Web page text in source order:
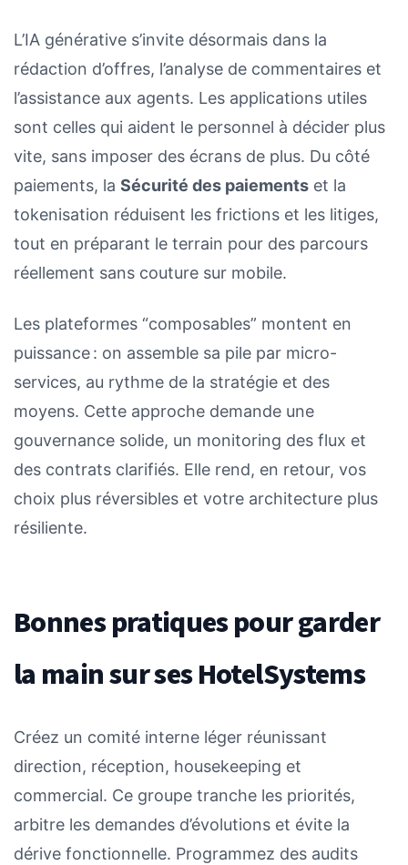
L’IA générative s’invite désormais dans la
rédaction d’offres, l’analyse de commentaires et
l’assistance aux agents. Les applications utiles
sont celles qui aident le personnel à décider plus
vite, sans imposer des écrans de plus. Du côté
paiements, la Sécurité des paiements et la
tokenisation réduisent les frictions et les litiges,
tout en préparant le terrain pour des parcours
réellement sans couture sur mobile.
Les plateformes “composables” montent en
puissance : on assemble sa pile par micro-
services, au rythme de la stratégie et des
moyens. Cette approche demande une
gouvernance solide, un monitoring des flux et
des contrats clarifiés. Elle rend, en retour, vos
choix plus réversibles et votre architecture plus
résiliente.
Bonnes pratiques pour garder
la main sur ses HotelSystems
Créez un comité interne léger réunissant
direction, réception, housekeeping et
commercial. Ce groupe tranche les priorités,
arbitre les demandes d’évolutions et évite la
dérive fonctionnelle. Programmez des audits